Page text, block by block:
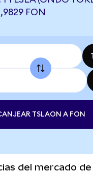
FON
TSLAON A FON
del mercado de